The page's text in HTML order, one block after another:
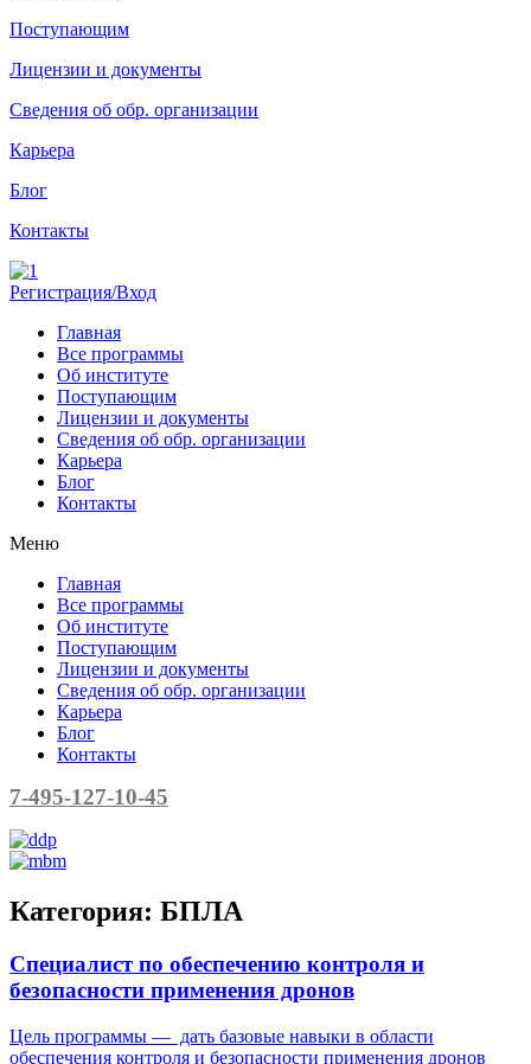
Поступающим
Лицензии и документы
Сведения об обр. организации
Карьера
Блог
Контакты
Регистрация/Вход
Главная
Все программы
Об институте
Поступающим
Лицензии и документы
Сведения об обр. организации
Карьера
Блог
Контакты
Меню
Главная
Все программы
Об институте
Поступающим
Лицензии и документы
Сведения об обр. организации
Карьера
Блог
Контакты
7-495-127-10-45
Категория: БПЛА
Специалист по обеспечению контроля и
безопасности применения дронов
Цель программы — дать базовые навыки в области
обеспечения контроля и безопасности применения дронов